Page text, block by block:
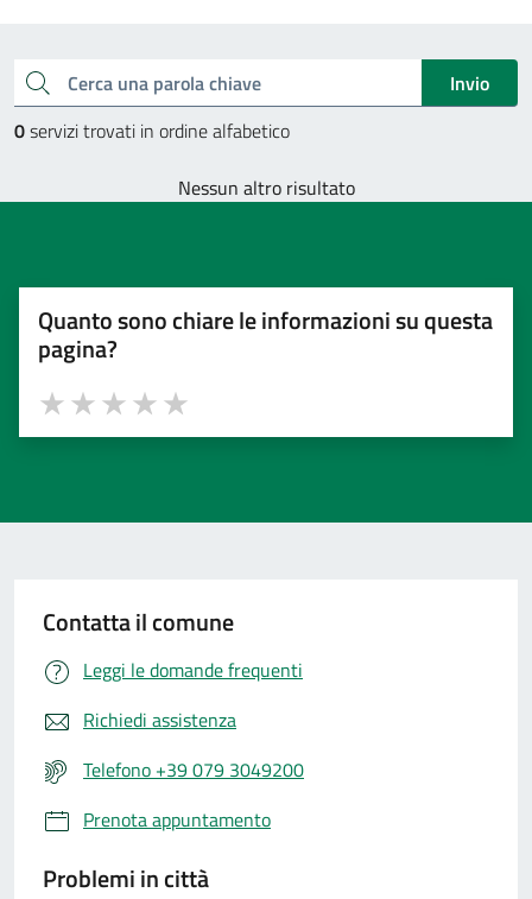
Cerca una parola chiave
Invio
0servizi trovati in ordine alfabetico
Nessun altro risultato
Quanto sono chiare le informazioni su questa
pagina?
Valuta 5 stelle su 5
Valuta 4 stelle su 5
Valuta 3 stelle su 5
Valuta 2 stelle su 5
Valuta 1 stelle su 5
Contatta il comune
Leggi le domande frequenti
Richiedi assistenza
Telefono +39 079 3049200
Prenota appuntamento
Problemi in città